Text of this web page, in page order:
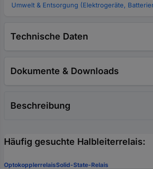
Umwelt & Entsorgung (Elektrogeräte,
Technische Daten
Dokumente & Downloads
Beschreibung
Häufig gesuchte Halbleiterrelais:
OptokopplerrelaisSolid-State-Relais